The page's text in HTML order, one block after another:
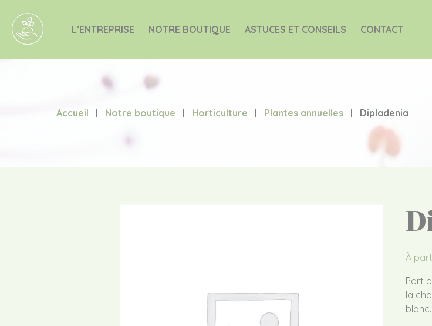
L’ENTREPRISE NOTRE BOUTIQUE ASTUCES ET CONSEILS CONTACT
Accueil | Notre boutique | Horticulture | Plantes annuelles | Dipladenia
À
Port
la